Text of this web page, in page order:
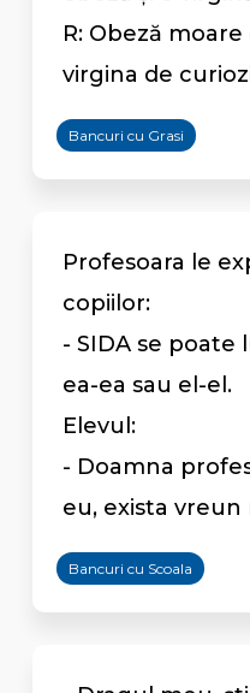
R: Obeză
virgina de
Bancuri cu Grasi
Profesoara le
copiilor:
- SIDA se poate
ea-ea sau el-el.
Elevul:
- Doamna
eu, exista vreun
Bancuri cu Scoala